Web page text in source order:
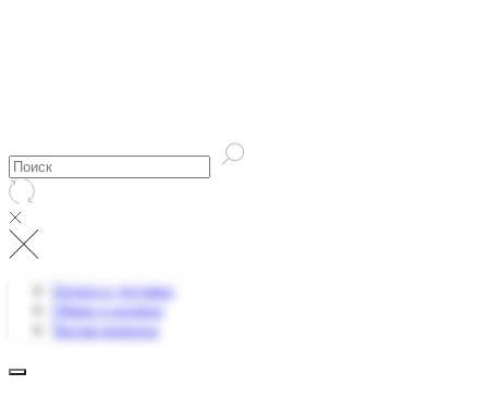
Оплата и доставка
Обмен и возврат
Частые вопросы